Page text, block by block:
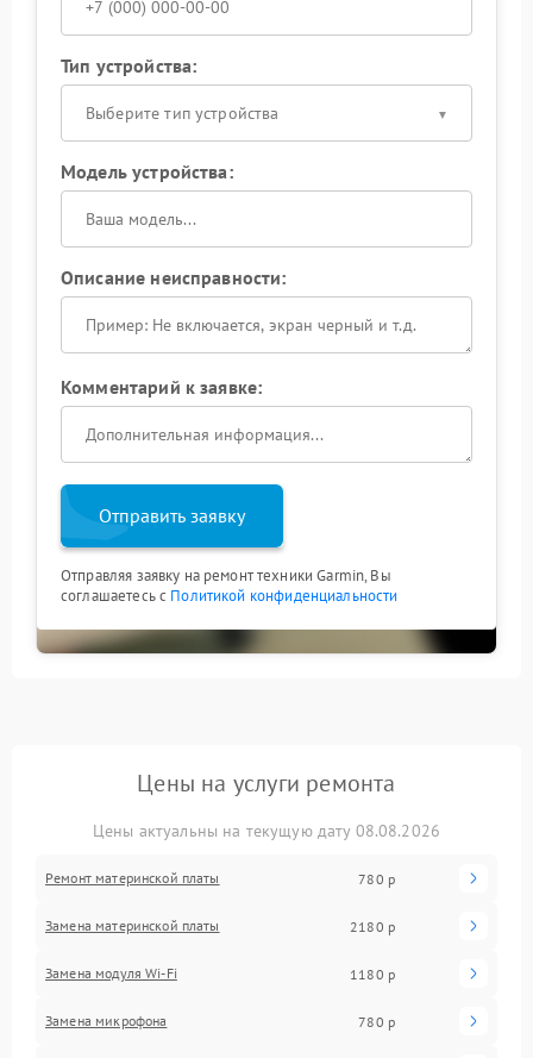
Тип устройства:
Выберите тип устройства
Модель устройства:
Описание неисправности:
Комментарий к заявке:
Отправить заявку
Отправляя заявку на ремонт техники Garmin, Вы
соглашаетесь с Политикой конфиденциальности
Цены на услуги ремонта
Цены актуальны на текущую дату 08.08.2026
Ремонт материнской платы 780 р
Замена материнской платы 2180 р
Замена модуля Wi-Fi 1180 р
Замена микрофона 780 р